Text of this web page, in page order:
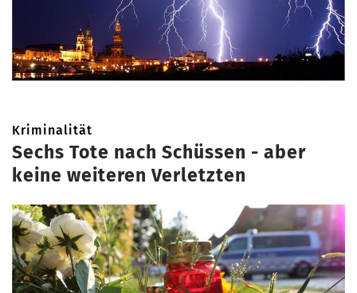
Kriminalität
Sechs Tote nach Schüssen - aber
keine weiteren Verletzten